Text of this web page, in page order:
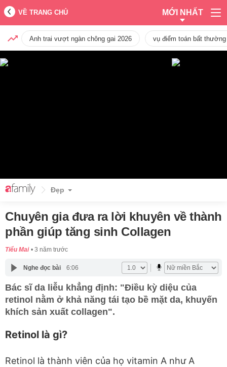
VỀ TRANG CHỦ MỚI NHẤT
Anh trai vượt ngàn chông gai 2026 vụ điểm toán bất
Đẹp
Chuyên gia đưa ra lời khuyên về thành
phần giúp tăng sinh Collagen
Tiểu Mai 3 năm trước
Nghe đọc bài 6:06
Bác sĩ da liễu khẳng định: "Điều kỳ diệu của
retinol nằm ở khả năng tái tạo bề mặt da, khuyến
khích sản xuất collagen".
Retinol là gì?
Retinol là thành viên của họ vitamin A như A